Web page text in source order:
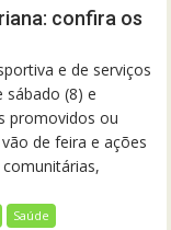
confira os
e de serviços
sábado (8) e
promovidos ou
de feira e ações
Saúde